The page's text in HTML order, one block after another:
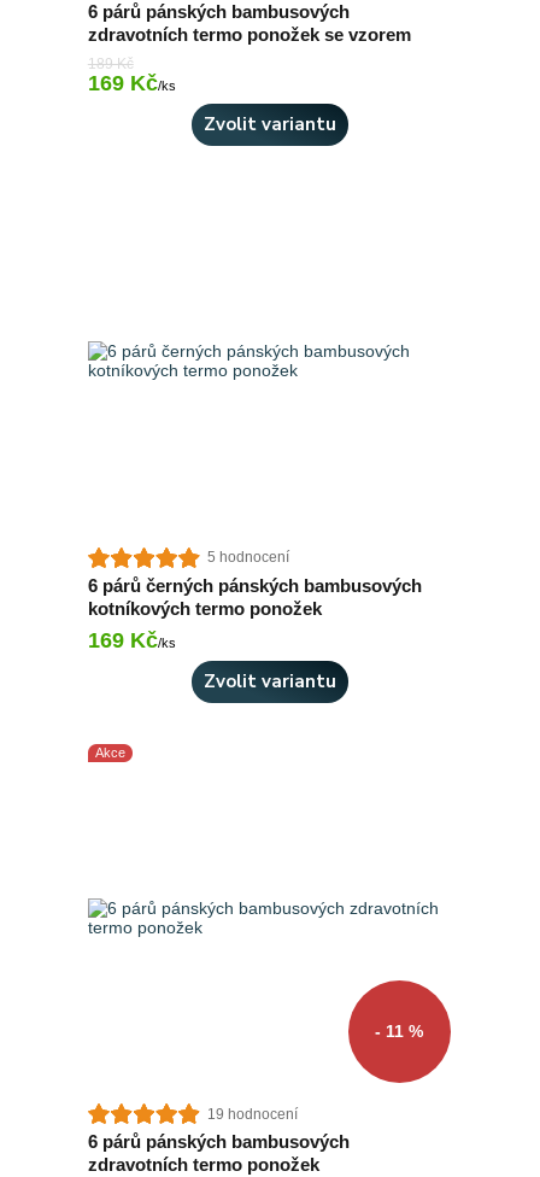
6 párů pánských bambusových
zdravotních termo ponožek se vzorem
189 Kč
169 Kč/ks
Zvolit variantu
5 hodnocení
6 párů černých pánských bambusových
kotníkových termo ponožek
169 Kč/ks
Zvolit variantu
Akce
- 11 %
19 hodnocení
6 párů pánských bambusových
zdravotních termo ponožek